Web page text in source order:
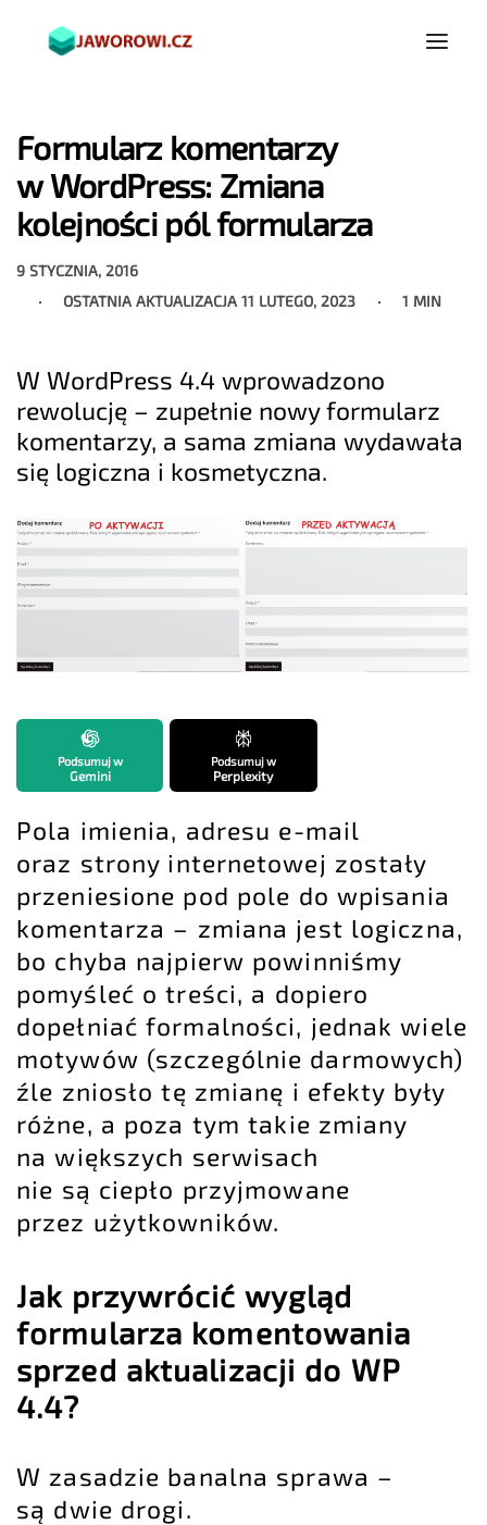
Formularz komentarzy
w WordPress: Zmiana
kolejności pól formularza
9 STYCZNIA, 2016
OSTATNIA AKTUALIZACJA11 LUTEGO, 2023 1 MIN
W WordPress 4.4 wprowadzono
rewolucję – zupełnie nowy formularz
komentarzy, a sama zmiana wydawała
się logiczna i kosmetyczna.
Podsumuj w
Gemini
Podsumuj w
Perplexity
Pola imienia, adresu e-mail
oraz strony internetowej zostały
przeniesione pod pole do wpisania
komentarza – zmiana jest logiczna,
bo chyba najpierw powinniśmy
pomyśleć o treści, a dopiero
dopełniać formalności, jednak wiele
motywów (szczególnie darmowych)
źle zniosło tę zmianę i efekty były
różne, a poza tym takie zmiany
na większych serwisach
nie są ciepło przyjmowane
przez użytkowników.
Jak przywrócić wygląd
formularza komentowania
sprzed aktualizacji do WP
4.4?
W zasadzie banalna sprawa –
są dwie drogi.